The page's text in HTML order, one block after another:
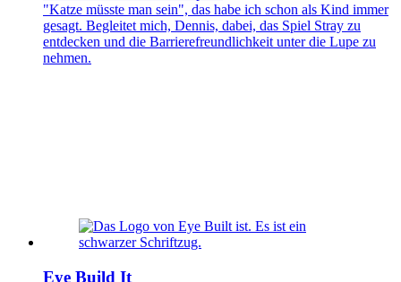
"Katze müsste man sein", das habe ich schon als Kind immer
gesagt. Begleitet mich, Dennis, dabei, das Spiel Stray zu
entdecken und die Barrierefreundlichkeit unter die Lupe zu
nehmen.
Eye Build It